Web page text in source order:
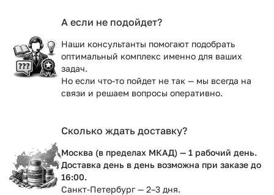
А если не подойдет?
Наши консультанты помогают подобрать
оптимальный комплекс именно для ваших
задач.
Но если что-то пойдет не так — мы всегда на
связи и решаем вопросы оперативно.
Сколько ждать доставку?
Москва (в пределах МКАД) — 1 рабочий день.
Доставка день в день возможна при заказе до
16:00.
Санкт-Петербург — 2–3 дня.